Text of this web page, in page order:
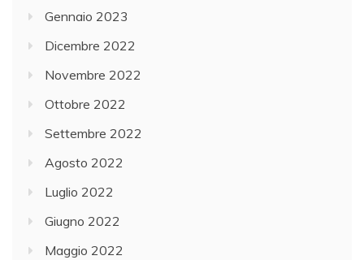
Gennaio 2023
Dicembre 2022
Novembre 2022
Ottobre 2022
Settembre 2022
Agosto 2022
Luglio 2022
Giugno 2022
Maggio 2022